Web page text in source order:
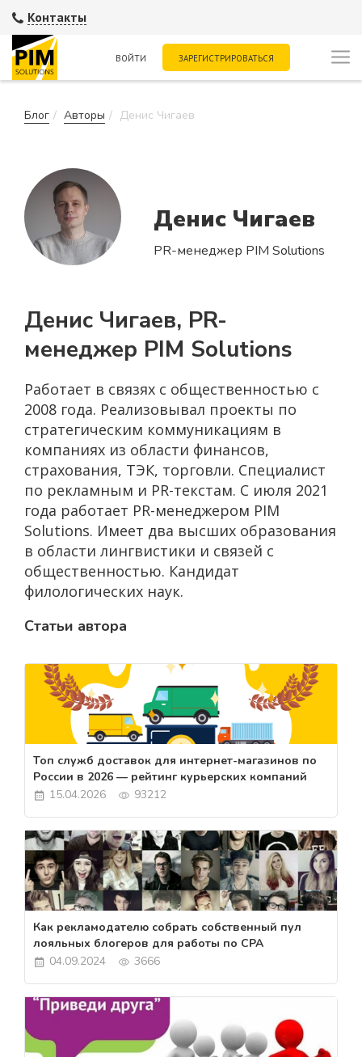
Контакты
ВОЙТИ ЗАРЕГИСТРИРОВАТЬСЯ
Блог Авторы Денис Чигаев
Денис Чигаев
PR-менеджер PIM Solutions
Денис Чигаев, PR-
менеджер PIM Solutions
Работает в связях с общественностью с
2008 года. Реализовывал проекты по
стратегическим коммуникациям в
компаниях из области финансов,
страхования, ТЭК, торговли. Специалист
по рекламным и PR-текстам. С июля 2021
года работает PR-менеджером PIM
Solutions. Имеет два высших образования
в области лингвистики и связей с
общественностью. Кандидат
филологических наук.
Статьи автора
Топ служб доставок для интернет-магазинов по
России в 2026 — рейтинг курьерских компаний
15.04.2026
93212
Как рекламодателю собрать собственный пул
лояльных блогеров для работы по CPA
04.09.2024
3666